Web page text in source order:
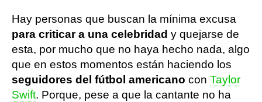
Hay personas que buscan la mínima excusa
para criticar a una celebridad y quejarse de
esta, por mucho que no haya hecho nada, algo
que en estos momentos están haciendo los
seguidores del fútbol americano con Taylor
Swift. Porque, pese a que la cantante no ha